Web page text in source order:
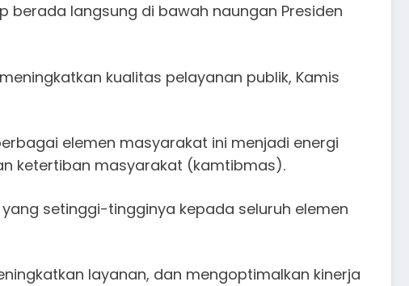
langsung di bawah naungan Presiden
kualitas pelayanan publik, Kamis
elemen masyarakat ini menjadi energi
ketertiban masyarakat (kamtibmas).​
setinggi-tingginya kepada seluruh elemen
layanan, dan mengoptimalkan kinerja